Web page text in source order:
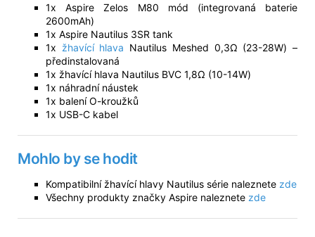
1x Aspire Zelos M80 mód (integrovaná baterie
2600mAh)
1x Aspire Nautilus 3SR tank
1x žhavící hlava Nautilus Meshed 0,3Ω (23-28W) –
předinstalovaná
1x žhavící hlava Nautilus BVC 1,8Ω (10-14W)
1x náhradní náustek
1x balení O-kroužků
1x USB-C kabel
Mohlo by se hodit
Kompatibilní žhavící hlavy Nautilus série naleznete zde
Všechny produkty značky Aspire naleznete zde